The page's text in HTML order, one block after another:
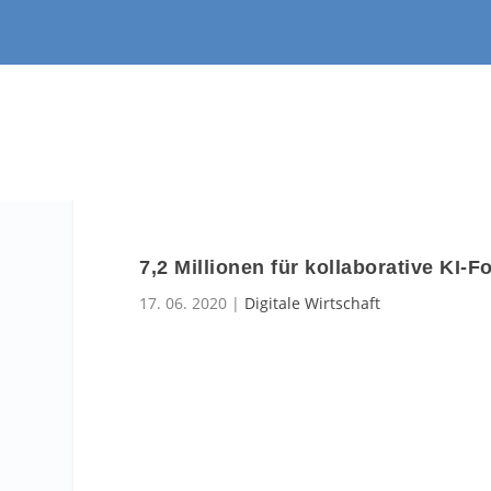
7,2 Millionen für kollaborative KI-
17. 06. 2020 | Digitale Wirtschaft